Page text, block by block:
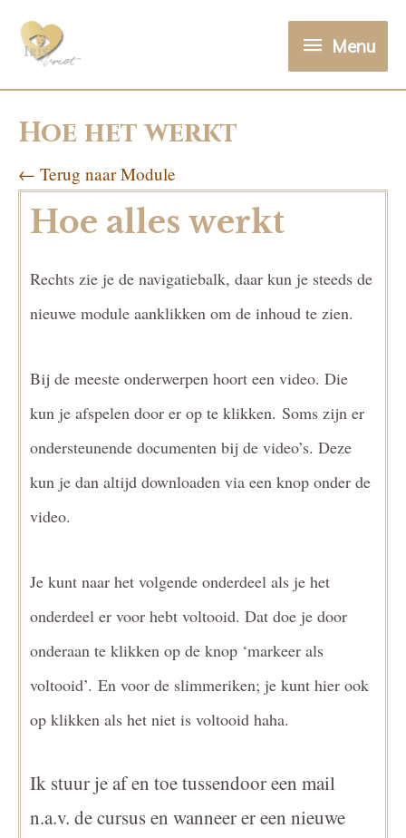
Menu
Hoe het werkt
← Terug naar Module
Hoe alles werkt
Rechts zie je de navigatiebalk, daar kun je steeds de
nieuwe module aanklikken om de inhoud te zien.
Bij de meeste onderwerpen hoort een video. Die
kun je afspelen door er op te klikken. Soms zijn er
ondersteunende documenten bij de video’s. Deze
kun je dan altijd downloaden via een knop onder de
video.
Je kunt naar het volgende onderdeel als je het
onderdeel er voor hebt voltooid. Dat doe je door
onderaan te klikken op de knop ‘markeer als
voltooid’. En voor de slimmeriken; je kunt hier ook
op klikken als het niet is voltooid haha.
Ik stuur je af en toe tussendoor een mail
n.a.v. de cursus en wanneer er een nieuwe